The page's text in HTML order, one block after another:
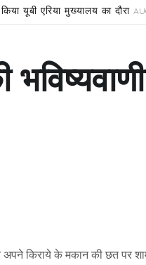
यूबी एरिया मुख्यालय का दौरा
अपने किराये के मकान की छत पर